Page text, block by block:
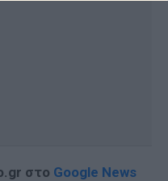
στο Google News